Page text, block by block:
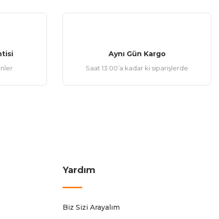
Aynı Gün Kargo
Saat 13:00’a kadar ki siparişlerde
Yardım
Biz Sizi Arayalım